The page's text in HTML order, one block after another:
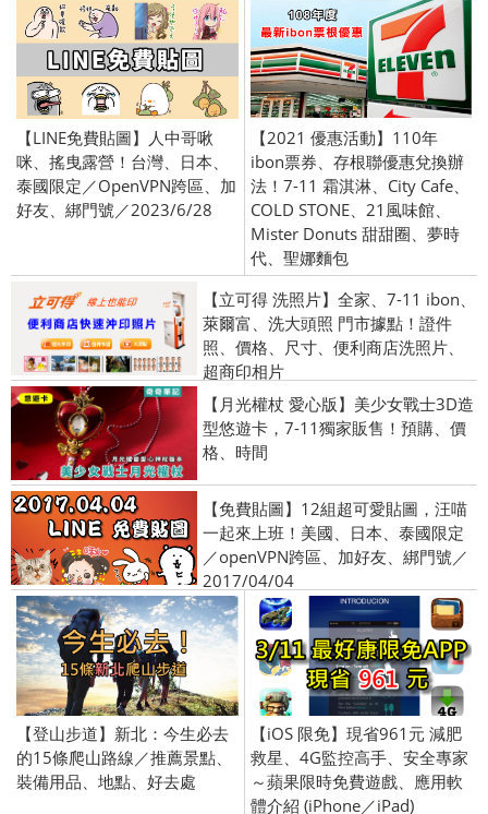
【LINE免費貼圖】人中哥啾
咪、搖曳露營！台灣、日本、
泰國限定／OpenVPN跨區、加
好友、綁門號／2023/6/28
【2021 優惠活動】110年
ibon票券、存根聯優惠兌換辦
法！7-11 霜淇淋、City Cafe、
COLD STONE、21風味館、
Mister Donuts 甜甜圈、夢時
代、聖娜麵包
【立可得 洗照片】全家、7-11 ibon、
萊爾富、洗大頭照 門市據點！證件
照、價格、尺寸、便利商店洗照片、
超商印相片
【月光權杖 愛心版】美少女戰士3D造
型悠遊卡，7-11獨家販售！預購、價
格、時間
【免費貼圖】12組超可愛貼圖，汪喵
一起來上班！美國、日本、泰國限定
／openVPN跨區、加好友、綁門號／
2017/04/04
【登山步道】新北：今生必去
的15條爬山路線／推薦景點、
裝備用品、地點、好去處
【iOS 限免】現省961元 減肥
救星、4G監控高手、安全專家
～蘋果限時免費遊戲、應用軟
體介紹 (iPhone／iPad)